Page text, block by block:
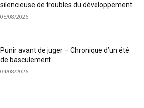
silencieuse de troubles du développement
05/08/2026
Punir avant de juger – Chronique d’un été
de basculement
04/08/2026